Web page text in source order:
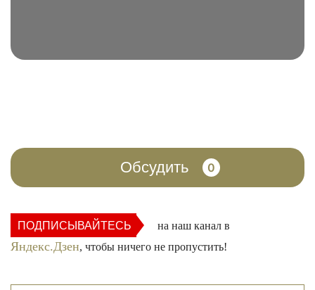
Обсудить 0
ПОДПИСЫВАЙТЕСЬ на наш канал в
Яндекс.Дзен, чтобы ничего не пропустить!